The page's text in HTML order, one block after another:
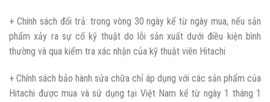
+ Chính sách đổi trả: trong vòng 30 ngày kể từ ngày mua, nếu sản
phẩm xảy ra sự cố kỹ thuật do lỗi sản xuất dưới điều kiện bình
thường và qua kiểm tra xác nhận của kỹ thuật viên Hitachi
+ Chính sách bảo hành sửa chữa chỉ áp dụng với các sản phẩm của
Hitachi được mua và sử dụng tại Việt Nam kể từ ngày 1 tháng 1